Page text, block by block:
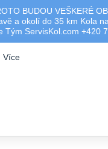
BUDOU VEŠKERÉ
a okolí do 35 km
Tým ServisKol.com +420
Více